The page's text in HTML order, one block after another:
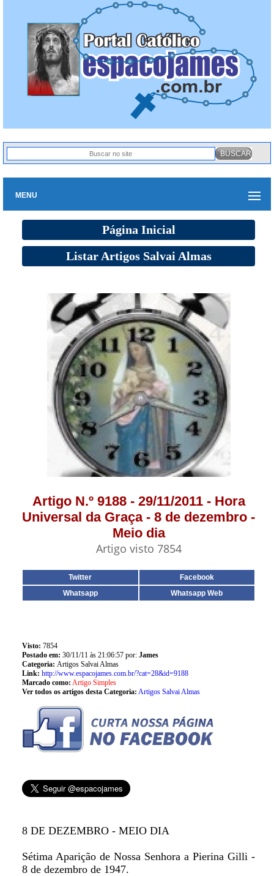
MENU
Página Inicial
Listar Artigos Salvai Almas
Artigo N.º 9188 - 29/11/2011 - Hora
Universal da Graça - 8 de dezembro -
Meio dia
Artigo visto 7854
Twitter
Facebook
Whatsapp
Whatsapp Web
Visto: 7854
Postado em: 30/11/11 às 21:06:57 por: James
Categoria: Artigos Salvai Almas
Link: http://www.espacojames.com.br/?cat=28&id=9188
Marcado como: Artigo Simples
Ver todos os artigos desta Categoria: Artigos Salvai Almas
8 DE DEZEMBRO - MEIO DIA
Sétima Aparição de Nossa Senhora a Pierina Gilli -
8 de dezembro de 1947.